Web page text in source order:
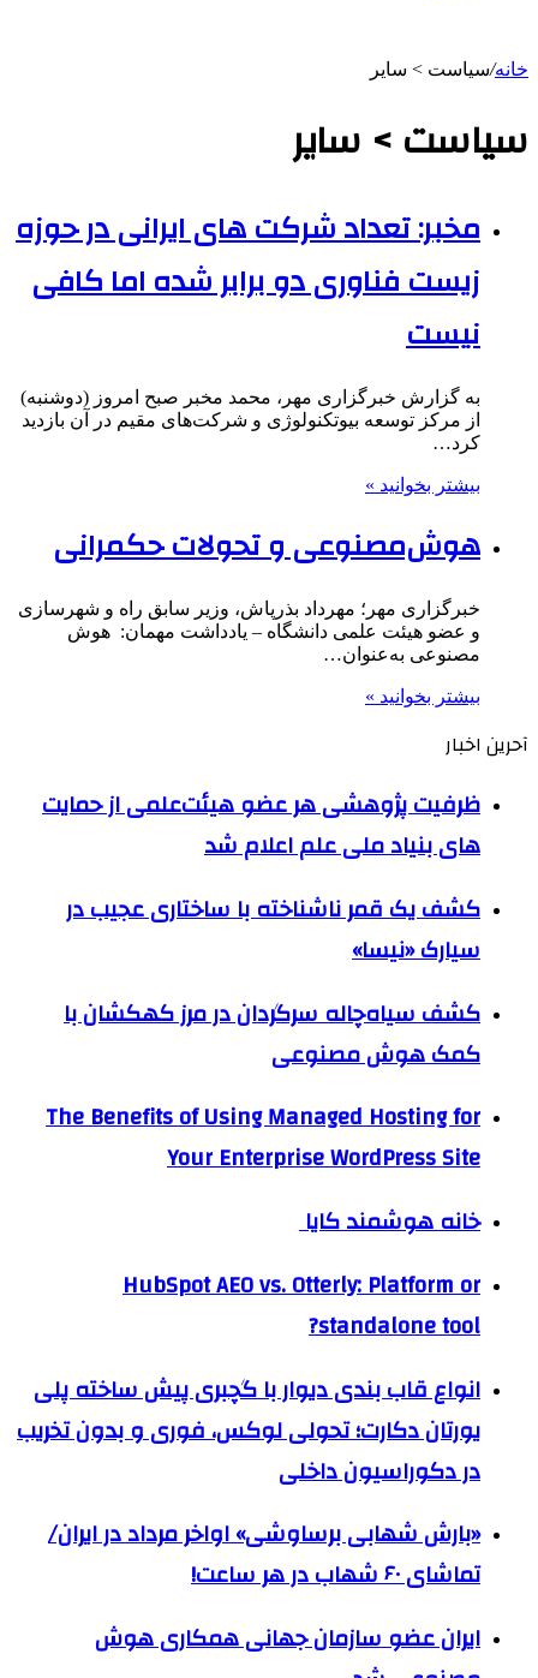
خانه/سیاست > سایر
سیاست > سایر
مخبر: تعداد شرکت های ایرانی در حوزه
زیست فناوری دو برابر شده اما کافی
نیست
به گزارش خبرگزاری مهر، محمد مخبر صبح امروز (دوشنبه)
از مرکز توسعه بیوتکنولوژی و شرکت‌های مقیم در آن بازدید
کرد…
بیشتر بخوانید »
هوش‌مصنوعی و تحولات حکمرانی
خبرگزاری مهر؛ مهرداد بذرپاش، وزیر سابق راه و شهرسازی
و عضو هیئت علمی دانشگاه – یادداشت مهمان: هوش
مصنوعی به‌عنوان…
بیشتر بخوانید »
آحرین اخبار
ظرفیت پژوهشی هر عضو هیئت‌علمی از حمایت
های بنیاد ملی علم اعلام شد
کشف یک قمر ناشناخته با ساختاری عجیب در
سیارک «نیسا»
کشف سیاه‌چاله سرگردان در مرز کهکشان با
کمک هوش مصنوعی
The Benefits of Using Managed Hosting for
Your Enterprise WordPress Site
خانه هوشمند کایا
HubSpot AEO vs. Otterly: Platform or
standalone tool?
انواع قاب بندی دیوار با گچبری پیش ساخته پلی
یورتان دکارت؛ تحولی لوکس، فوری و بدون تخریب
در دکوراسیون داخلی
«بارش شهابی برساوشی» اواخر مرداد در ایران/
تماشای ۶۰ شهاب در هر ساعت!
ایران عضو سازمان جهانی همکاری هوش